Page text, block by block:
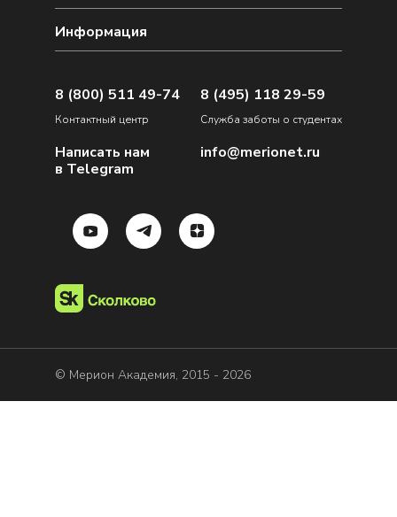
Информация
8 (800) 511 49-74
Контактный центр
Написать нам
в Telegram
8 (495) 118 29-59
Служба заботы о студентах
info@merionet.ru
© Мерион Академия, 2015 - 2026